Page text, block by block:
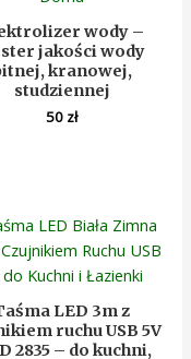
wody –
jakości wody
kranowej,
studziennej
50 zł
LED 3m z
ruchu USB 5V
2835 – do kuchni,